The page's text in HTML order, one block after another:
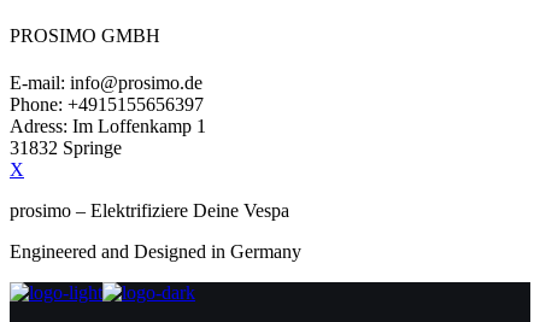
PROSIMO GMBH
E-mail: info@prosimo.de
Phone: +4915155656397
Adress: Im Loffenkamp 1
31832 Springe
X
prosimo – Elektrifiziere Deine Vespa
Engineered and Designed in Germany